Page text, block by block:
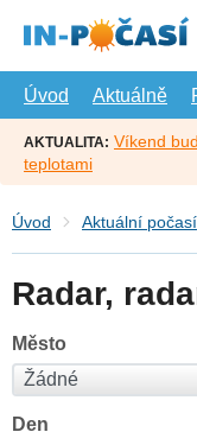
hlavní
Úvod
Aktuálně
AKTUALITA: Víkend
teplotami
Úvod Aktuální počasí
Radar,
Město
Den